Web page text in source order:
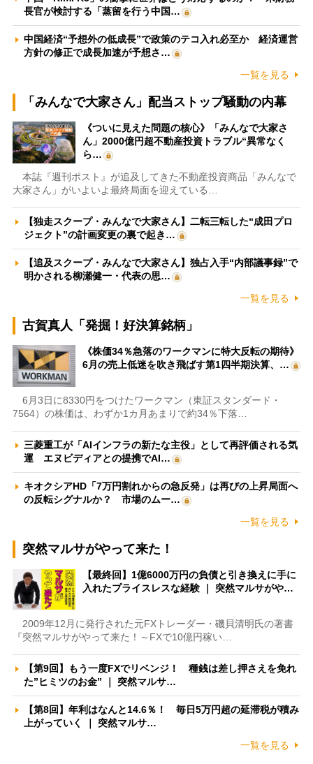
長官が検討する「蒸留を行う中国…
中国経済“予想外の低成長”で政策のテコ入れ必至か 経済運営
方針の修正で成長加速が予想さ…
一覧を見る
「みんなで大家さん」配当ストップ騒動の内幕
《ついに見えた問題の核心》「みんなで大家さ
ん」2000億円超不動産投資トラブル“異常なく
ら…
本誌『週刊ポスト』が追及してきた不動産投資商品「みんなで
大家さん」がいよいよ最終局面を迎えている…
【独走スクープ・みんなで大家さん】二転三転した“成田プロ
ジェクト”の計画変更の裏で起き…
【追及スクープ・みんなで大家さん】独占入手“内部議事録”で
明かされる柳瀬健一・代表の思…
一覧を見る
古賀真人「発掘！好決算銘柄」
《株価34％急落のワークマンに特大反転の期待》
6月の売上低迷を吹き飛ばす第1四半期決算、…
6月3日に8330円をつけたワークマン（東証スタンダード・
7564）の株価は、わずか1カ月あまりで約34％下落…
三菱重工が「AIインフラの新たな主役」として再評価される気
運 エヌビディアとの提携でAI…
キオクシアHD「7万円割れからの急反発」は再びの上昇局面へ
の反転シグナルか？ 市場のムー…
一覧を見る
突然マルサがやって来た！
【最終回】1億6000万円の負債と引き換えに手に
入れたプライスレスな経験 ｜ 突然マルサがや…
2009年12月に発行された元FXトレーダー・磯貝清明氏の著書
『突然マルサがやって来た！～FXで10億円稼い…
【第9回】もう一度FXでリベンジ！ 種銭は差し押さえを免れ
た”ヒミツのお金” ｜ 突然マルサ…
【第8回】年利はなんと14.6％！ 毎日5万円超の延滞税が積み
上がっていく ｜ 突然マルサ…
一覧を見る